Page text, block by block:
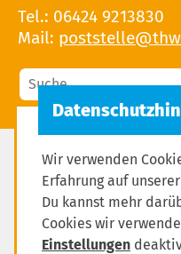
Tel.: 06424 9213830
Mail:
Wir verwenden
Erfahrung auf
Du kannst mehr
Cookies wir
Einstellungen